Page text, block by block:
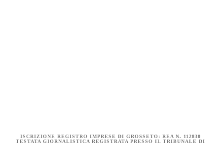
ISCRIZIONE REGISTRO IMPRESE DI GROSSETO: REA N. 112830
TESTATA GIORNALISTICA REGISTRATA PRESSO IL TRIBUNALE DI